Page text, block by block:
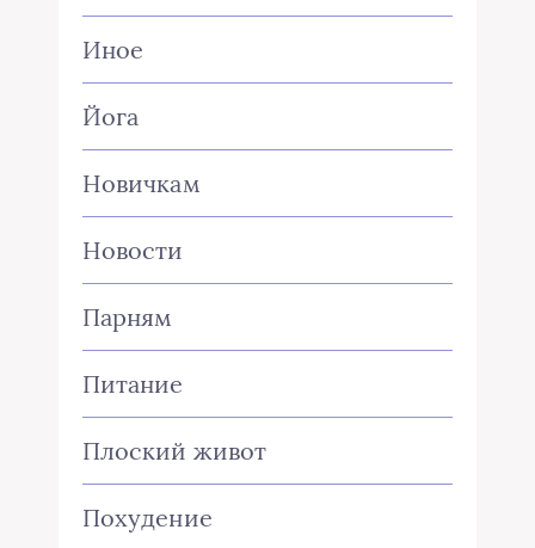
Иное
Йога
Новичкам
Новости
Парням
Питание
Плоский живот
Похудение